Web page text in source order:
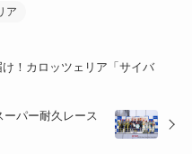
ア
！カロッツェリア「サイバ
パー耐久レース